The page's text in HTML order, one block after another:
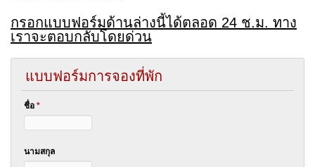
กรอกแบบฟอร์มด้านล่างนี้ได้ตลอด 24 ช.ม. ทาง
เราจะตอบกลับโดยด่วน
แบบฟอร์มการจองที่พัก
ชื่อ *
นามสกุล